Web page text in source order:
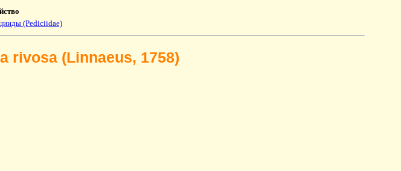
(Pediciidae)
rivosa (Linnaeus, 1758)